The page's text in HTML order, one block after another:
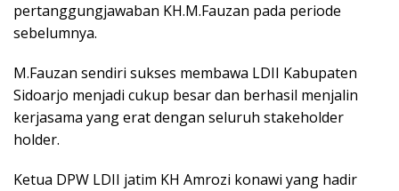
pertanggungjawaban KH.M.Fauzan pada periode
sebelumnya.
M.Fauzan sendiri sukses membawa LDII Kabupaten
Sidoarjo menjadi cukup besar dan berhasil menjalin
kerjasama yang erat dengan seluruh stakeholder
holder.
Ketua DPW LDII jatim KH Amrozi konawi yang hadir